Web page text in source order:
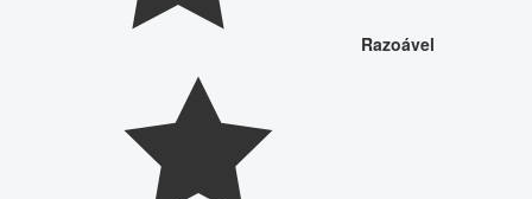
Razoável